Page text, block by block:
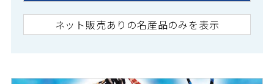
ネット販売ありの名産品のみを表示